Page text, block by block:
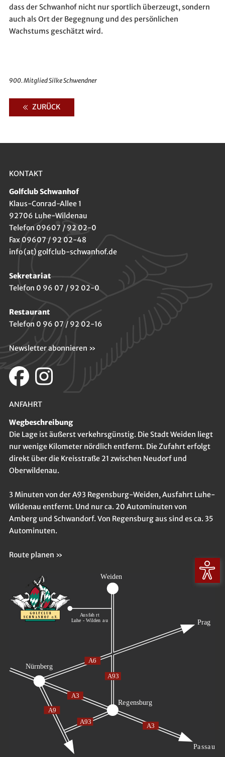
dass der Schwanhof nicht nur sportlich überzeugt, sondern
auch als Ort der Begegnung und des persönlichen
Wachstums geschätzt wird.
900. Mitglied Silke Schwendner
ZURÜCK
KONTAKT
Golfclub Schwanhof
Klaus-Conrad-Allee 1
92706 Luhe-Wildenau
Telefon 09607 / 92 02-0
Fax 09607 / 92 02-48
info (at) golfclub-schwanhof.de
Sekretariat
Telefon 0 96 07 / 92 02-0
Restaurant
Telefon 0 96 07 / 92 02-16
Newsletter abonnieren »
ANFAHRT
Wegbeschreibung
Die Lage ist äußerst verkehrsgünstig. Die Stadt Weiden liegt
nur wenige Kilometer nördlich entfernt. Die Zufahrt erfolgt
direkt über die Kreisstraße 21 zwischen Neudorf und
Oberwildenau.
3 Minuten von der A93 Regensburg-Weiden, Ausfahrt Luhe-
Wildenau entfernt. Und nur ca. 20 Autominuten von
Amberg und Schwandorf. Von Regensburg aus sind es ca. 35
Autominuten.
Route planen »